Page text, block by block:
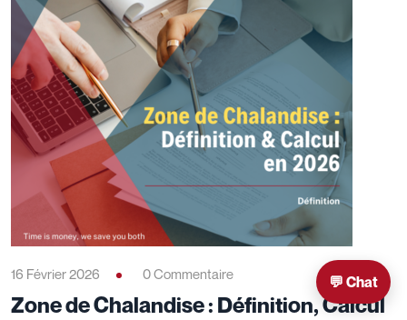
16 Février 2026 0 Commentaire
Zone de Chalandise : Définition, Calcul
💬 Chat